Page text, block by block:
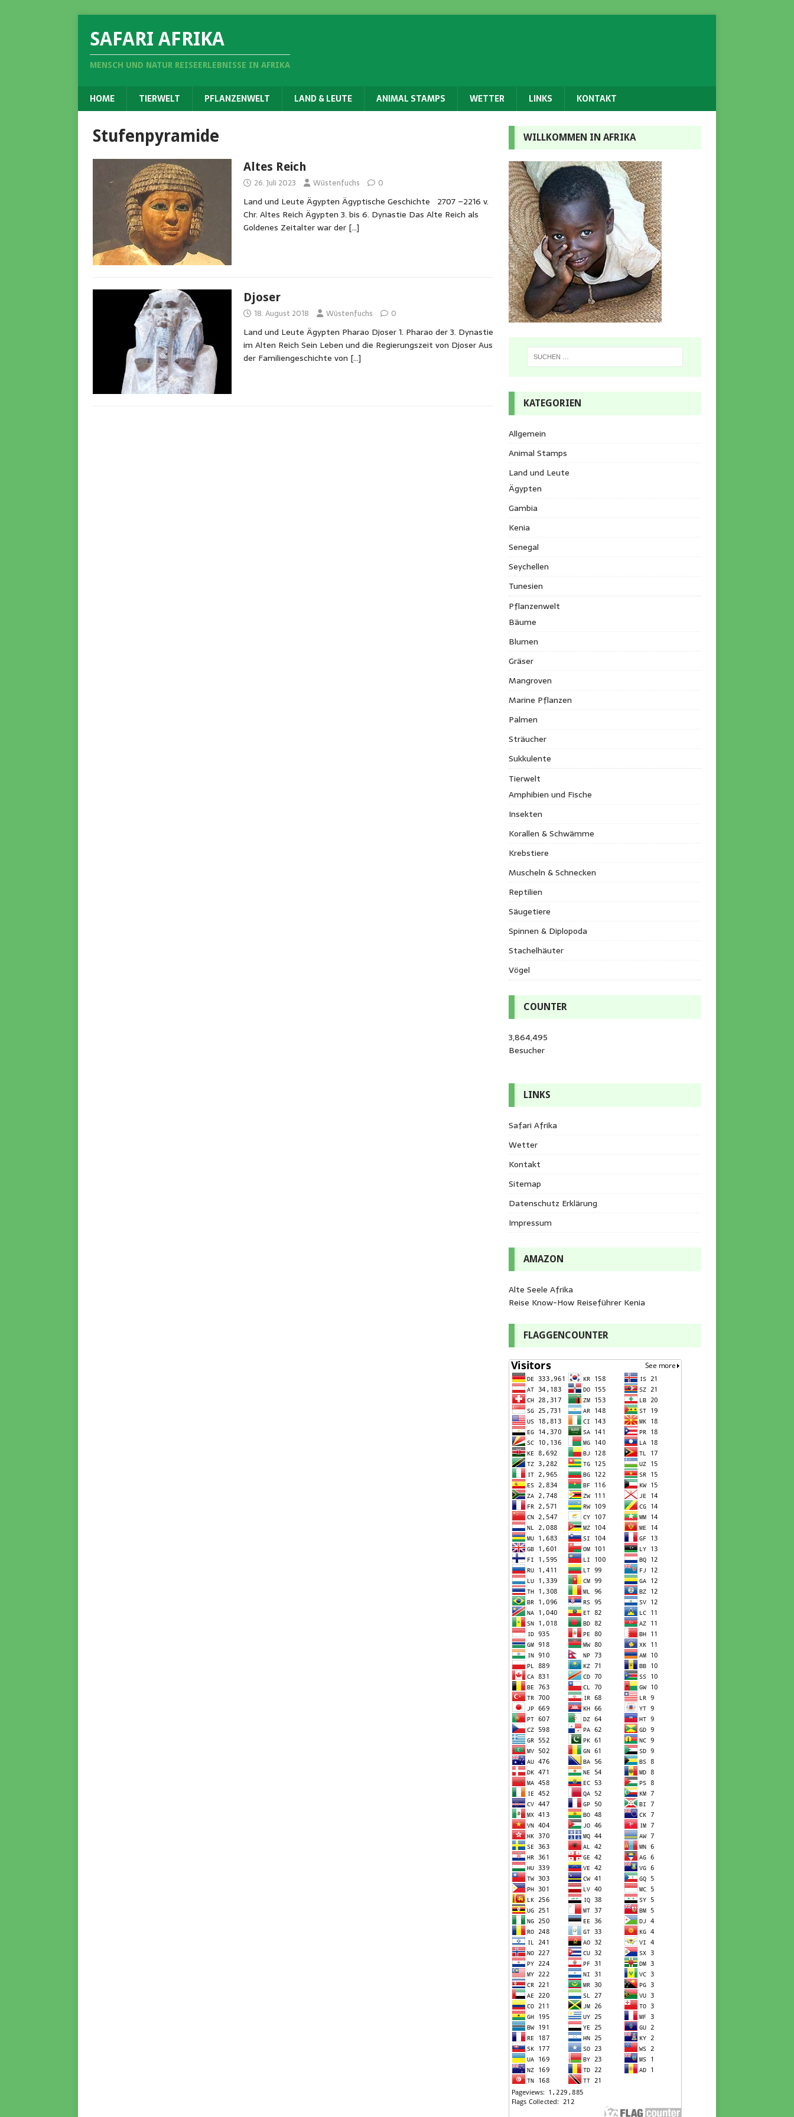
SAFARI AFRIKA
MENSCH UND NATUR REISEERLEBNISSE IN AFRIKA
HOME TIERWELT PFLANZENWELT LAND & LEUTE ANIMAL STAMPS WETTER LINKS KONTAKT
Stufenpyramide
Altes Reich
26. Juli 2023 Wüstenfuchs 0
Land und Leute Ägypten Ägyptische Geschichte 2707 –2216 v.
Chr. Altes Reich Ägypten 3. bis 6. Dynastie Das Alte Reich als
Goldenes Zeitalter war der […]
Djoser
18. August 2018 Wüstenfuchs 0
Land und Leute Ägypten Pharao Djoser 1. Pharao der 3. Dynastie
im Alten Reich Sein Leben und die Regierungszeit von Djoser Aus
der Familiengeschichte von […]
WILLKOMMEN IN AFRIKA
KATEGORIEN
Allgemein
Animal Stamps
Land und Leute
Ägypten
Gambia
Kenia
Senegal
Seychellen
Tunesien
Pflanzenwelt
Bäume
Blumen
Gräser
Mangroven
Marine Pflanzen
Palmen
Sträucher
Sukkulente
Tierwelt
Amphibien und Fische
Insekten
Korallen & Schwämme
Krebstiere
Muscheln & Schnecken
Reptilien
Säugetiere
Spinnen & Diplopoda
Stachelhäuter
Vögel
COUNTER
3,864,495
Besucher
LINKS
Safari Afrika
Wetter
Kontakt
Sitemap
Datenschutz Erklärung
Impressum
AMAZON
Alte Seele Afrika
Reise Know-How Reiseführer Kenia
FLAGGENCOUNTER